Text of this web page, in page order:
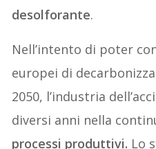
desolforante.
Nell’intento di poter
europei di
2050, l’industria
diversi anni nella
processi produttivi. Lo